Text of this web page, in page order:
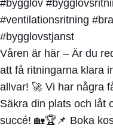
Våren är här – Är du
att få ritningarna klara
allvar! 🚀 Vi har några
Säkra din plats och låt
succé! 🏡🏆📌 Boka